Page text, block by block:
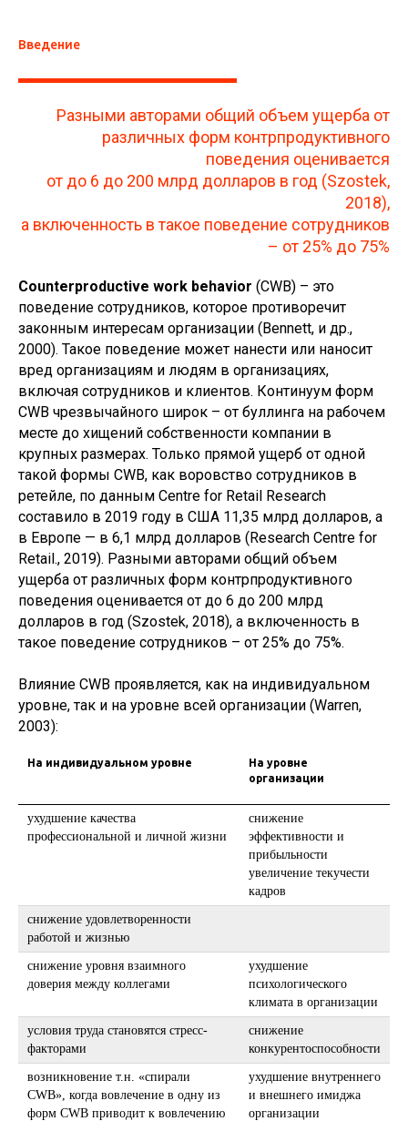
Введение
Разными авторами общий объем ущерба от
различных форм контрпродуктивного
поведения оценивается
от до 6 до 200 млрд долларов в год (Szostek,
2018),
а включенность в такое поведение сотрудников
– от 25% до 75%
Counterproductive work behavior (CWB) – это
поведение сотрудников, которое противоречит
законным интересам организации (Bennett, и др.,
2000). Такое поведение может нанести или наносит
вред организациям и людям в организациях,
включая сотрудников и клиентов. Континуум форм
CWB чрезвычайного широк – от буллинга на рабочем
месте до хищений собственности компании в
крупных размерах. Только прямой ущерб от одной
такой формы CWB, как воровство сотрудников в
ретейле, по данным Centre for Retail Research
составило в 2019 году в США 11,35 млрд долларов, а
в Европе — в 6,1 млрд долларов (Research Centre for
Retail., 2019). Разными авторами общий объем
ущерба от различных форм контрпродуктивного
поведения оценивается от до 6 до 200 млрд
долларов в год (Szostek, 2018), а включенность в
такое поведение сотрудников – от 25% до 75%.
Влияние CWB проявляется, как на индивидуальном
уровне, так и на уровне всей организации (Warren,
2003):
На индивидуальном уровне
На уровне
организации
ухудшение качества
профессиональной и личной жизни
снижение
эффективности и
прибыльности
увеличение текучести
кадров
снижение удовлетворенности
работой и жизнью
снижение уровня взаимного
доверия между коллегами
ухудшение
психологического
климата в организации
условия труда становятся стресс-
факторами
снижение
конкурентоспособности
возникновение т.н. «спирали
CWB», когда вовлечение в одну из
форм CWB приводит к вовлечению
ухудшение внутреннего
и внешнего имиджа
организации